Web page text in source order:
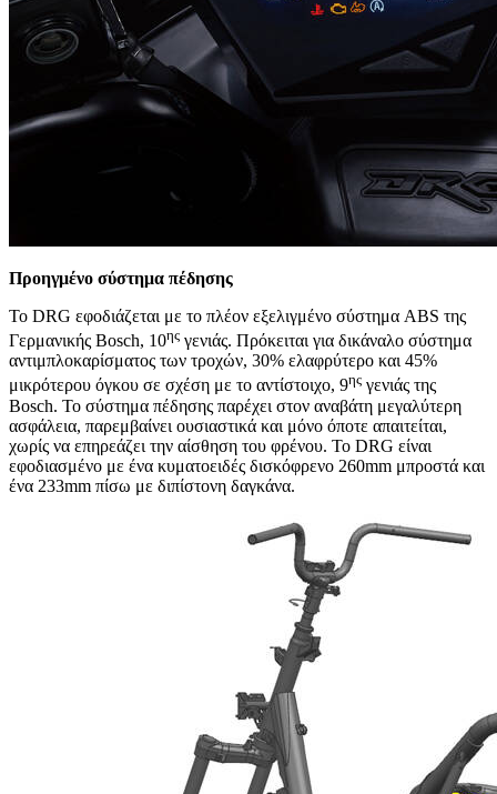
Προηγμένο σύστημα πέδησης
Το DRG εφοδιάζεται με το πλέον εξελιγμένο σύστημα ABS της
Γερμανικής Bosch, 10ης γενιάς. Πρόκειται για δικάναλο σύστημα
αντιμπλοκαρίσματος των τροχών, 30% ελαφρύτερο και 45%
μικρότερου όγκου σε σχέση με το αντίστοιχο, 9ης γενιάς της
Bosch. Το σύστημα πέδησης παρέχει στον αναβάτη μεγαλύτερη
ασφάλεια, παρεμβαίνει ουσιαστικά και μόνο όποτε απαιτείται,
χωρίς να επηρεάζει την αίσθηση του φρένου. Το DRG είναι
εφοδιασμένο με ένα κυματοειδές δισκόφρενο 260mm μπροστά και
ένα 233mm πίσω με διπίστονη δαγκάνα.